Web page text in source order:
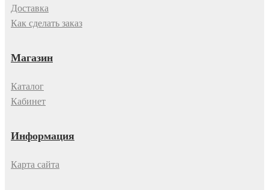
Доставка
Как сделать заказ
Магазин
Каталог
Кабинет
Информация
Карта сайта